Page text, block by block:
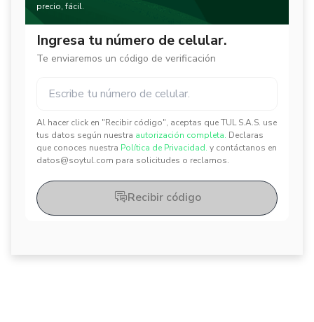
precio, fácil.
Ingresa tu número de celular.
Te enviaremos un código de verificación
Al hacer click en "Recibir código", aceptas que TUL S.A.S. use
tus datos según nuestra autorización completa. Declaras
que conoces nuestra Política de Privacidad. y contáctanos en
datos@soytul.com para solicitudes o reclamos.
✕
✕
Recibir código